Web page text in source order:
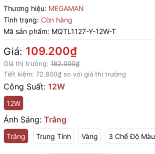
Thương hiệu: MEGAMAN
Tình trạng: Còn hàng
Mã sản phẩm: MQTL1127-Y-12W-T
Giá: 109.200₫
Giá thị trường: 182.000₫
Tiết kiệm: 72.800₫ so với giá thị trường
Công Suất: 12W
12W
Ánh Sáng: Trắng
Trắng Trung Tính Vàng 3 Chế Độ Màu